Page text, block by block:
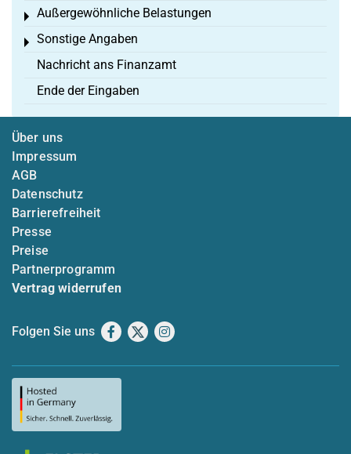
Außergewöhnliche Belastungen
Toggle menu
Sonstige Angaben
Toggle menu
Nachricht ans Finanzamt
Ende der Eingaben
Über uns
Impressum
AGB
Datenschutz
Barrierefreiheit
Presse
Preise
Partnerprogramm
Vertrag widerrufen
Folgen Sie uns Facebook
X Instagram